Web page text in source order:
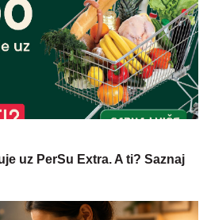
uz PerSu Extra. A ti? Saznaj